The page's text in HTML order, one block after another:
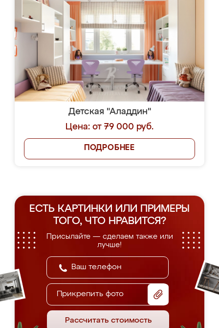
Детская "Аладдин"
Цена: от 79 000 руб.
ПОДРОБНЕЕ
ЕСТЬ КАРТИНКИ ИЛИ ПРИМЕРЫ
ТОГО, ЧТО НРАВИТСЯ?
Присылайте — сделаем также или
лучше!
Прикрепить фото
Рассчитать стоимость